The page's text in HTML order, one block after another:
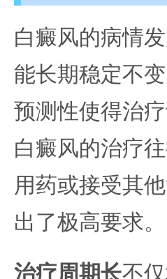
白癜风的病情
能长期稳定不
预测性使得治
白癜风的治疗
用药或接受其
出了极高要求。
治疗周期长不